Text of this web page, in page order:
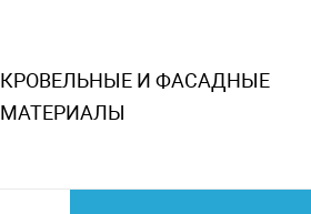
КРОВЕЛЬНЫЕ И ФАСАДНЫЕ
МАТЕРИАЛЫ